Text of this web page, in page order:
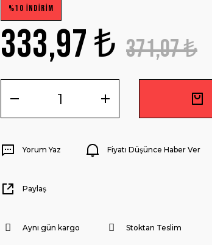
%10 İNDİRİM
333,97 ₺ 371,07 ₺
Yorum Yaz Fiyatı Düşünce Haber Ver
Paylaş
Aynı gün kargo Stoktan Teslim